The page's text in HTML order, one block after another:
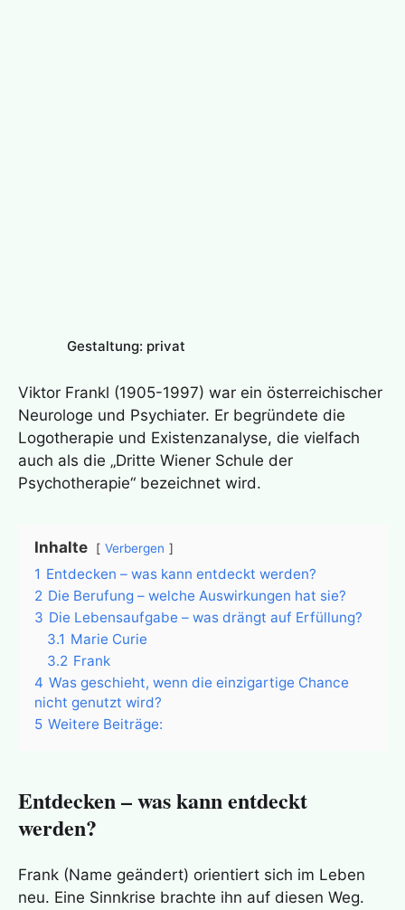
Gestaltung: privat
Viktor Frankl (1905-1997) war ein österreichischer
Neurologe und Psychiater. Er begründete die
Logotherapie und Existenzanalyse, die vielfach
auch als die „Dritte Wiener Schule der
Psychotherapie“ bezeichnet wird.
Inhalte Verbergen
1 Entdecken – was kann entdeckt werden?
2 Die Berufung – welche Auswirkungen hat sie?
3 Die Lebensaufgabe – was drängt auf Erfüllung?
3.1 Marie Curie
3.2 Frank
4 Was geschieht, wenn die einzigartige Chance
nicht genutzt wird?
5 Weitere Beiträge:
Entdecken – was kann entdeckt
werden?
Frank (Name geändert) orientiert sich im Leben
neu. Eine Sinnkrise brachte ihn auf diesen Weg.